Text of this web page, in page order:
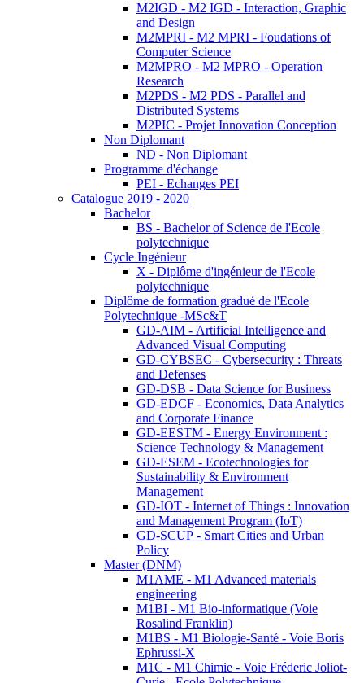
M2IGD - M2 IGD - Interaction, Graphic
and Design
M2MPRI - M2 MPRI - Foudations of
Computer Science
M2MPRO - M2 MPRO - Operation
Research
M2PDS - M2 PDS - Parallel and
Distributed Systems
M2PIC - Projet Innovation Conception
Non Diplomant
ND - Non Diplomant
Programme d'échange
PEI - Echanges PEI
Catalogue 2019 - 2020
Bachelor
BS - Bachelor of Science de l'Ecole
polytechnique
Cycle Ingénieur
X - Diplôme d'ingénieur de l'Ecole
polytechnique
Diplôme de formation gradué de l'Ecole
Polytechnique -MSc&T
GD-AIM - Artificial Intelligence and
Advanced Visual Computing
GD-CYBSEC - Cybersecurity : Threats
and Defenses
GD-DSB - Data Science for Business
GD-EDCF - Economics, Data Analytics
and Corporate Finance
GD-EESTM - Energy Environment :
Science Technology & Management
GD-ESEM - Ecotechnologies for
Sustainability & Environment
Management
GD-IOT - Internet of Things : Innovation
and Management Program (IoT)
GD-SCUP - Smart Cities and Urban
Policy
Master (DNM)
M1AME - M1 Advanced materials
engineering
M1BI - M1 Bio-informatique (Voie
Rosalind Franklin)
M1BS - M1 Biologie-Santé - Voie Boris
Ephrussi-X
M1C - M1 Chimie - Voie Fréderic Joliot-